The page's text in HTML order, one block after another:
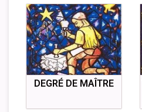
DEGRÉ DE MAÎTRE